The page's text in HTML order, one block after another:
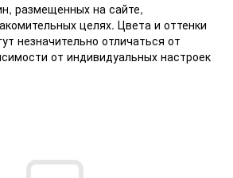
размещенных на сайте,
целях. Цвета и оттенки
незначительно отличаться от
от индивидуальных настроек